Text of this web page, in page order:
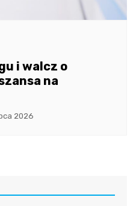
i walcz o
na
2026